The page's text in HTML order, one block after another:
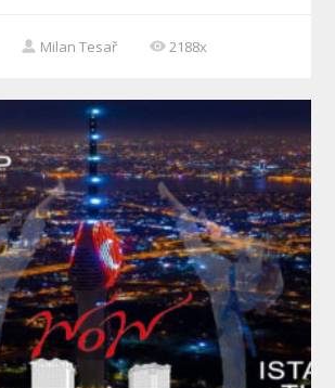
Milan Tesař 2188x